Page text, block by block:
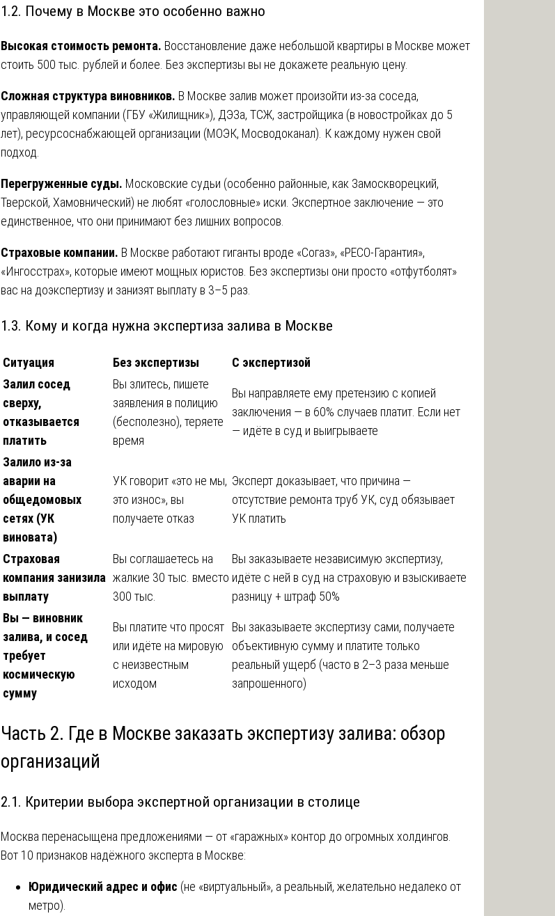
1.2. Почему в Москве это особенно важно
Высокая стоимость ремонта. Восстановление даже небольшой квартиры в Москве может
стоить 500 тыс. рублей и более. Без экспертизы вы не докажете реальную цену.
Сложная структура виновников. В Москве залив может произойти из-за соседа,
управляющей компании (ГБУ «Жилищник»), ДЭЗа, ТСЖ, застройщика (в новостройках до 5
лет), ресурсоснабжающей организации (МОЭК, Мосводоканал). К каждому нужен свой
подход.
Перегруженные суды. Московские судьи (особенно районные, как Замоскворецкий,
Тверской, Хамовнический) не любят «голословные» иски. Экспертное заключение — это
единственное, что они принимают без лишних вопросов.
Страховые компании. В Москве работают гиганты вроде «Согаз», «РЕСО-Гарантия»,
«Ингосстрах», которые имеют мощных юристов. Без экспертизы они просто «отфутболят»
вас на доэкспертизу и занизят выплату в 3–5 раз.
1.3. Кому и когда нужна экспертиза залива в Москве
Ситуация Без экспертизы
С экспертизой
Залил сосед
сверху,
отказывается
платить
Вы злитесь, пишете
заявления в полицию
(бесполезно), теряете
время
Вы направляете ему претензию с копией
заключения — в 60% случаев платит. Если нет
— идёте в суд и выигрываете
Залило из-за
аварии на
общедомовых
сетях (УК
виновата)
УК говорит «это не мы,
это износ», вы
получаете отказ
Эксперт доказывает, что причина —
отсутствие ремонта труб УК, суд обязывает
УК платить
Страховая
компания занизила
выплату
Вы соглашаетесь на
жалкие 30 тыс. вместо
300 тыс.
Вы заказываете независимую экспертизу,
идёте с ней в суд на страховую и взыскиваете
разницу + штраф 50%
Вы — виновник
залива, и сосед
требует
космическую
сумму
Вы платите что просят
или идёте на мировую
с неизвестным
исходом
Вы заказываете экспертизу сами, получаете
объективную сумму и платите только
реальный ущерб (часто в 2–3 раза меньше
запрошенного)
Часть 2. Где в Москве заказать экспертизу залива: обзор
организаций
2.1. Критерии выбора экспертной организации в столице
Москва перенасыщена предложениями — от «гаражных» контор до огромных холдингов.
Вот 10 признаков надёжного эксперта в Москве:
Юридический адрес и офис (не «виртуальный», а реальный, желательно недалеко от
метро).